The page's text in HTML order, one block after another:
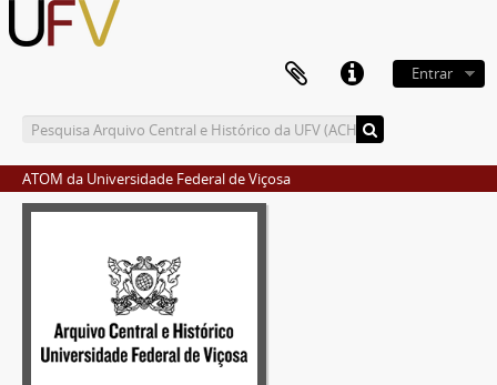
Entrar
ATOM da Universidade Federal de Viçosa